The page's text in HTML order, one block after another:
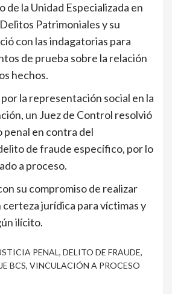
de la Unidad Especializada en
Patrimoniales y su
con las indagatorias para
de prueba sobre la relación
hechos.
la representación social en la
un Juez de Control resolvió
penal en contra del
de fraude específico, por lo
a proceso.
su compromiso de realizar
certeza jurídica para víctimas y
ilícito.
PENAL, DELITO DE FRAUDE,
BCS, VINCULACIÓN A PROCESO